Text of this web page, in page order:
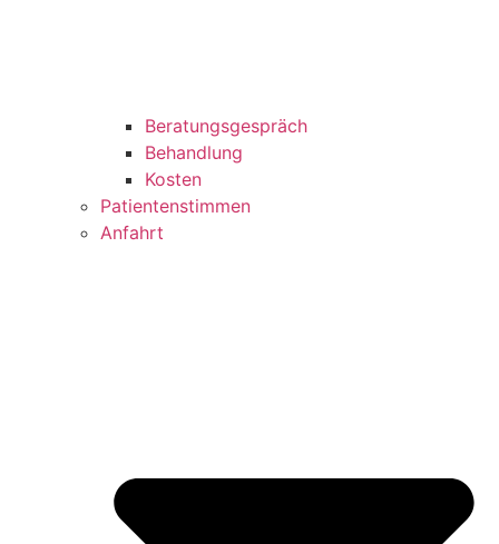
Beratungsgespräch
Behandlung
Kosten
Patientenstimmen
Anfahrt